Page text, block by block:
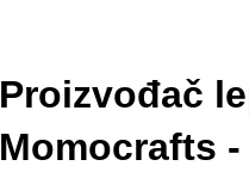
Proizvođač
Momocrafts